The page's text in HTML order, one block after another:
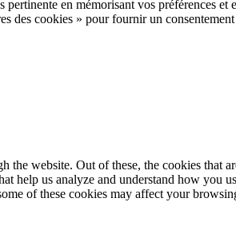
en mémorisant vos préférences
des cookies » pour fournir un
website. Out of these, the cookies that
help us analyze and understand how
of these cookies may affect your